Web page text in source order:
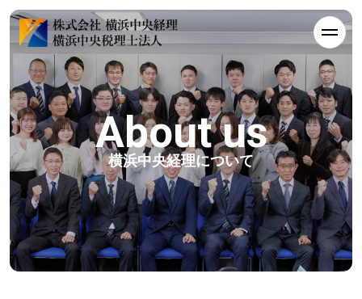
About us
横浜中央経理について